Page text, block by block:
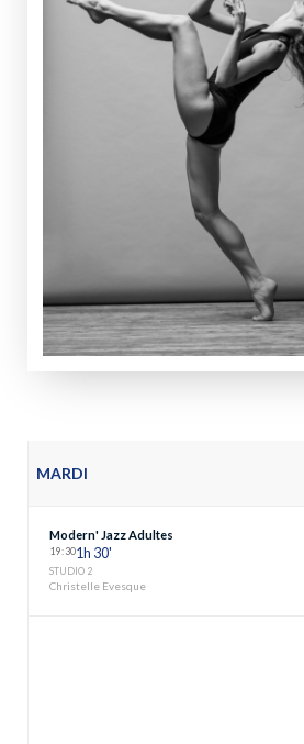
MARDI
Modern' Jazz Adultes
19:301h 30'
STUDIO 2
Christelle Evesque